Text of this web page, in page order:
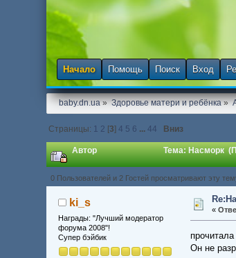
Начало Помощь Поиск Вход
baby.dn.ua» Здоровье матери и ребёнка»
Страницы: 1 2 [3] 4 5 6 ... 44 Вниз
Автор Тема: Насморк
0 Пользователей и 2 Гостей просматривают эту
ki_s
Награды: "Лучший модератор
форума 2008"!
Супер бэйбик
«
Он не